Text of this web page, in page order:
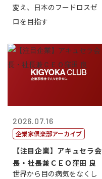
変え、日本のフードロスゼ
ロを目指す
2026.07.16
企業家倶楽部アーカイブ
【注目企業】アキュセラ会
長・社長兼ＣＥＯ窪田 良
世界から目の病気をなくし